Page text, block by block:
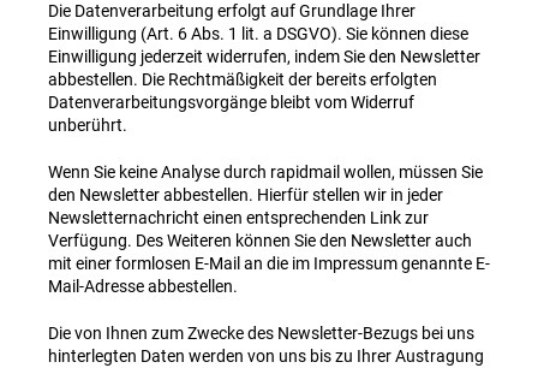
Die Datenverarbeitung erfolgt auf Grundlage Ihrer
Einwilligung (Art. 6 Abs. 1 lit. a DSGVO). Sie können diese
Einwilligung jederzeit widerrufen, indem Sie den Newsletter
abbestellen. Die Rechtmäßigkeit der bereits erfolgten
Datenverarbeitungsvorgänge bleibt vom Widerruf
unberührt.
Wenn Sie keine Analyse durch rapidmail wollen, müssen Sie
den Newsletter abbestellen. Hierfür stellen wir in jeder
Newsletternachricht einen entsprechenden Link zur
Verfügung. Des Weiteren können Sie den Newsletter auch
mit einer formlosen E-Mail an die im Impressum genannte E-
Mail-Adresse abbestellen.
Die von Ihnen zum Zwecke des Newsletter-Bezugs bei uns
hinterlegten Daten werden von uns bis zu Ihrer Austragung